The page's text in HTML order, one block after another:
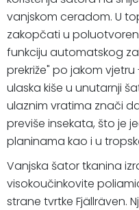
vanjskom ceradom. U
zakopčati u
funkciju automatskog
prekriže" po jakom
ulaska kiše u unutarnji
ulaznim vratima znači
previše insekata, što je
planinama kao i u
Vanjska šator tkanina
visokoučinkovite
strane tvrtke Fjällräven.